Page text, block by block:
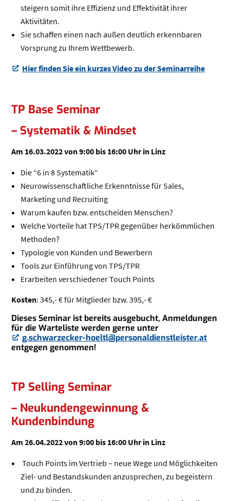
steigern somit ihre Effizienz und Effektivität ihrer
Aktivitäten.
Sie schaffen einen nach außen deutlich erkennbaren
Vorsprung zu Ihrem Wettbewerb.
Hier finden Sie ein kurzes Video zu der Seminarreihe
(Öffnet in einem neuen Tab oder Fenster)
TP Base Seminar
– Systematik & Mindset
Am 16.03.2022 von 9:00 bis 16:00 Uhr in Linz
Die “6 in 8 Systematik“
Neurowissenschaftliche Erkenntnisse für Sales,
Marketing und Recruiting
Warum kaufen bzw. entscheiden Menschen?
Welche Vorteile hat TPS/TPR gegenüber herkömmlichen
Methoden?
Typologie von Kunden und Bewerbern
Tools zur Einführung von TPS/TPR
Erarbeiten verschiedener Touch Points
Kosten: 345,- € für Mitglieder bzw. 395,- €
Dieses Seminar ist bereits ausgebucht, Anmeldungen
für die Warteliste werden gerne unter
g.schwarzecker-hoeltl@personaldienstleister.at
(Öffnet eventuell ein Programm um an den
entgegen genommen!
TP Selling Seminar
– Neukundengewinnung &
Kundenbindung
Am 26.04.2022 von 9:00 bis 16:00 Uhr in Linz
Touch Points im Vertrieb – neue Wege und Möglichkeiten
Ziel- und Bestandskunden anzusprechen, zu begeistern
und zu binden.